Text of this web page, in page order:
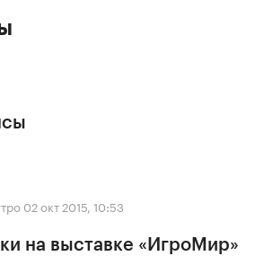
02 окт 2015, 10:53
на выставке «ИгроМир»